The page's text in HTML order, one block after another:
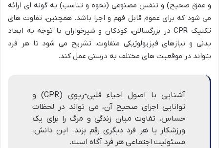
و عمق صحیح) و تنفس مصنوعی (نحوه و تناسب) به گونه ای ارائه
می شود که برای عموم قابل فهم و اجرا باشد. همچنین، تفاوت های
تکنیک CPR در بزرگسالان، کودکان و شیرخواران با توجه به ابعاد
بدنی و نیازهای فیزیولوژیکی متفاوت، تشریح می شود تا هر فرد
بتواند در موقعیت های مختلف به درستی عمل کند.
آشنایی با اصول احیاء قلبی-ریوی (CPR) و
توانایی اجرای صحیح آن، می تواند در لحظات
حساس، تفاوت میان زندگی و مرگ را برای یک
ورزشکار یا هر فرد دیگری رقم بزند. این دانش،
مسئولیت اجتماعی هر فرد آگاه است.